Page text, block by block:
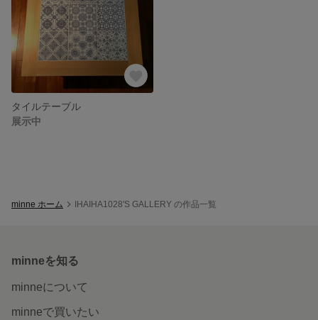
タイルテーブル
展示中
minne ホーム IHAIHA1028'S GALLERY の作品一覧
minneを知る
minneについて
minneで買いたい